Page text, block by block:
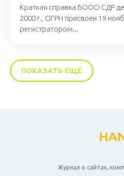
Краткая справка БООО СДР
2000 г., ОГРН присвоен 19
регистратором...
ПОКАЗАТЬ ЕЩЁ
Журнал о сайтах,